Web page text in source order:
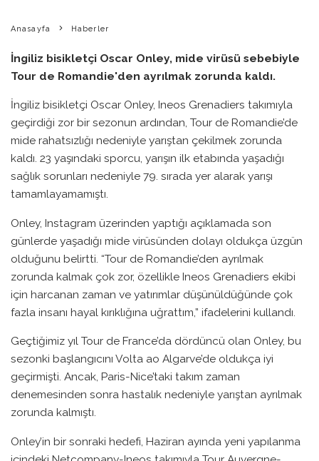
Anasayfa Haberler
İngiliz bisikletçi Oscar Onley, mide virüsü sebebiyle
Tour de Romandie'den ayrılmak zorunda kaldı.
İngiliz bisikletçi Oscar Onley, Ineos Grenadiers takımıyla
geçirdiği zor bir sezonun ardından, Tour de Romandie’de
mide rahatsızlığı nedeniyle yarıştan çekilmek zorunda
kaldı. 23 yaşındaki sporcu, yarışın ilk etabında yaşadığı
sağlık sorunları nedeniyle 79. sırada yer alarak yarışı
tamamlayamamıştı.
Onley, Instagram üzerinden yaptığı açıklamada son
günlerde yaşadığı mide virüsünden dolayı oldukça üzgün
olduğunu belirtti. “Tour de Romandie’den ayrılmak
zorunda kalmak çok zor, özellikle Ineos Grenadiers ekibi
için harcanan zaman ve yatırımlar düşünüldüğünde çok
fazla insanı hayal kırıklığına uğrattım,” ifadelerini kullandı.
Geçtiğimiz yıl Tour de France’da dördüncü olan Onley, bu
sezonki başlangıcını Volta ao Algarve’de oldukça iyi
geçirmişti. Ancak, Paris-Nice’taki takım zaman
denemesinden sonra hastalık nedeniyle yarıştan ayrılmak
zorunda kalmıştı.
Onley’in bir sonraki hedefi, Haziran ayında yeni yapılanma